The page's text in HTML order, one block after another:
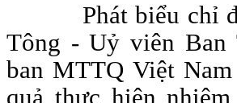
Phát biểu chỉ
Tông - Uỷ viên
ban MTTQ Việt
quả thực hiện